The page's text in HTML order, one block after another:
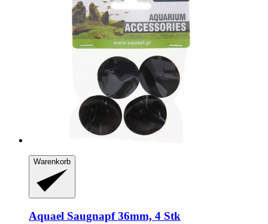
Warenkorb
Aquael Saugnapf 36mm, 4 Stk